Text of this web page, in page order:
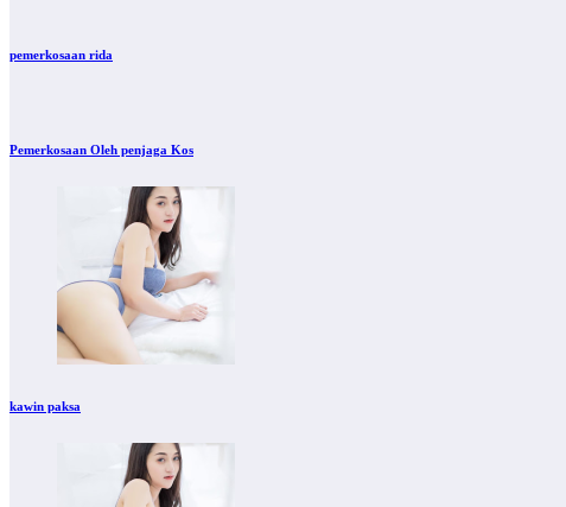
pemerkosaan rida
Pemerkosaan Oleh penjaga Kos
kawin paksa